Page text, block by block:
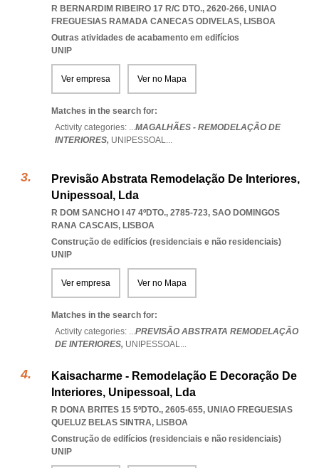
R BERNARDIM RIBEIRO 17 R/C DTO., 2620-266, UNIAO
FREGUESIAS RAMADA CANECAS ODIVELAS, LISBOA
Outras atividades de acabamento em edifícios
UNIP
Ver empresa Ver no Mapa
Matches in the search for:
Activity categories: ...MAGALHÃES - REMODELAÇÃO DE
INTERIORES, UNIPESSOAL...
Previsão Abstrata Remodelação De Interiores,
Unipessoal, Lda
R DOM SANCHO I 47 4ºDTO., 2785-723, SAO DOMINGOS
RANA CASCAIS, LISBOA
Construção de edifícios (residenciais e não residenciais)
UNIP
Ver empresa Ver no Mapa
Matches in the search for:
Activity categories: ...PREVISÃO ABSTRATA REMODELAÇÃO
DE INTERIORES, UNIPESSOAL...
Kaisacharme - Remodelação E Decoração De
Interiores, Unipessoal, Lda
R DONA BRITES 15 5ºDTO., 2605-655, UNIAO FREGUESIAS
QUELUZ BELAS SINTRA, LISBOA
Construção de edifícios (residenciais e não residenciais)
UNIP